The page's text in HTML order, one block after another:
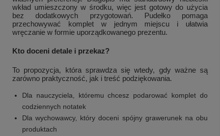
wkład umieszczony w środku, więc jest gotowy do użycia
bez dodatkowych przygotowań. Pudełko pomaga
przechowywać komplet w jednym miejscu i ułatwia
wręczanie w formie uporządkowanego prezentu.
Kto doceni detale i przekaz?
To propozycja, która sprawdza się wtedy, gdy ważne są
zarówno praktyczność, jak i treść podziękowania.
Dla nauczyciela, któremu chcesz podarować komplet do
codziennych notatek
Dla wychowawcy, który doceni spójny grawerunek na obu
produktach